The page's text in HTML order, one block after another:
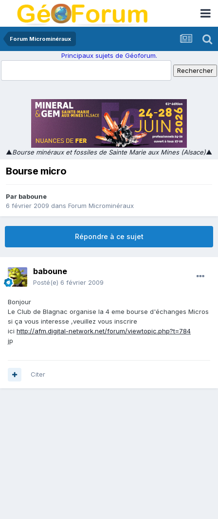
Forum Microminéraux
Principaux sujets de Géoforum.
▲Bourse minéraux et fossiles de Sainte Marie aux Mines (Alsace)▲
Bourse micro
Par baboune
6 février 2009 dans Forum Microminéraux
Répondre à ce sujet
baboune
Posté(e) 6 février 2009
Bonjour
Le Club de Blagnac organise la 4 eme bourse d'échanges Micros
si ça vous interesse ,veuillez vous inscrire
ici http://afm.digital-network.net/forum/viewtopic.php?t=784
jp
Citer